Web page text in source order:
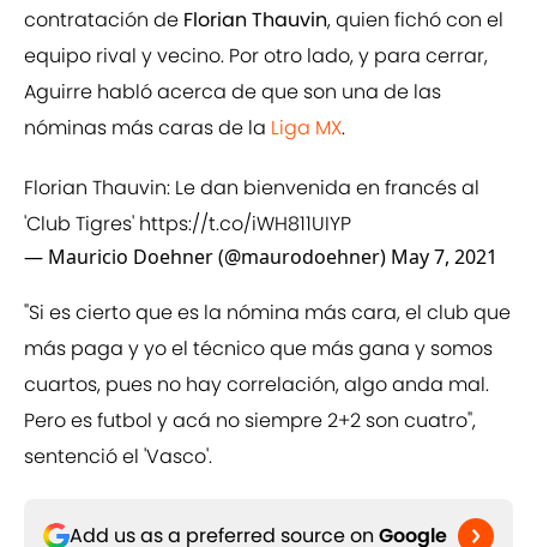
contratación de Florian Thauvin, quien fichó con el
equipo rival y vecino. Por otro lado, y para cerrar,
Aguirre habló acerca de que son una de las
nóminas más caras de la Liga MX.
Florian Thauvin: Le dan bienvenida en francés al
'Club Tigres' https://t.co/iWH811UIYP
— Mauricio Doehner (@maurodoehner) May 7, 2021
"Si es cierto que es la nómina más cara, el club que
más paga y yo el técnico que más gana y somos
cuartos, pues no hay correlación, algo anda mal.
Pero es futbol y acá no siempre 2+2 son cuatro",
sentenció el 'Vasco'.
Add us as a preferred source on Google